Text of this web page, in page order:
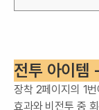
전투 아이템
장착 2페이지의 1
효과와 비전투 중